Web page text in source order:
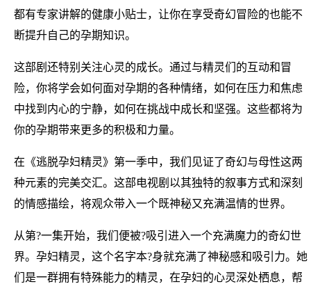
都有专家讲解的健康小贴士，让你在享受奇幻冒险的也能不
断提升自己的孕期知识。
这部剧还特别关注心灵的成长。通过与精灵们的互动和冒
险，你将学会如何面对孕期的各种情绪，如何在压力和焦虑
中找到内心的宁静，如何在挑战中成长和坚强。这些都将为
你的孕期带来更多的积极和力量。
在《逃脱孕妇精灵》第一季中，我们见证了奇幻与母性这两
种元素的完美交汇。这部电视剧以其独特的叙事方式和深刻
的情感描绘，将观众带入一个既神秘又充满温情的世界。
从第?一集开始，我们便被?吸引进入一个充满魔力的奇幻世
界。孕妇精灵，这个名字本?身就充满了神秘感和吸引力。她
们是一群拥有特殊能力的精灵，在孕妇的心灵深处栖息，帮